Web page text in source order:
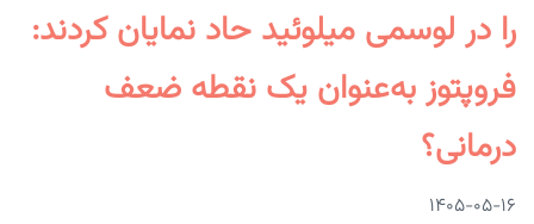
را در لوسمی میلوئید حاد نمایان کردند:
فروپتوز به‌عنوان یک نقطه ضعف
درمانی؟
۱۴۰۵-۰۵-۱۶